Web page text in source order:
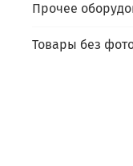
Прочее
Товары без